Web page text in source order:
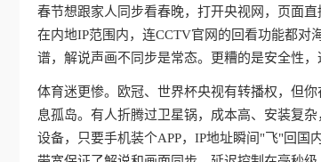
春节想跟家人同步看春晚，打开央视网，页面
在内地IP范围内，连CCTV官网的回看功能都对
谱，解说声画不同步是常态。更糟的是安全性
体育迷更惨。欧冠、世界杯央视有转播权，但
息孤岛。有人折腾过卫星锅，成本高、安装复
设备，只要手机装个APP，IP地址瞬间"飞"回国